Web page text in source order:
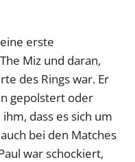
erste
Miz und daran,
des Rings war. Er
gepolstert oder
dass es sich um
bei den Matches
war schockiert,